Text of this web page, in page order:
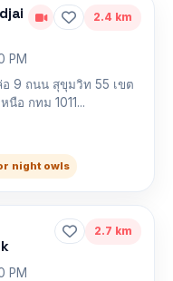
2.4 km
PM
อ 9 ถนน สุขุมวิท 55 เขต
อ กทม 1011...
night owls
2.7 km
PM